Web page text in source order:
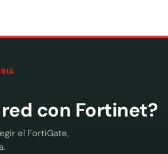
con Fortinet?
el FortiGate,